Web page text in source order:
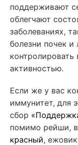
поддерживают
облегчают
заболеваниях,
болезни почек
активностью.
Если же у вас
иммунитет, для
сбор
помимо рейши,
красный,